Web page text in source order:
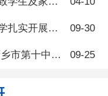
。 针对体重管理，
治宣传周活动 09-30
“爱眼护眼”活动 09-25